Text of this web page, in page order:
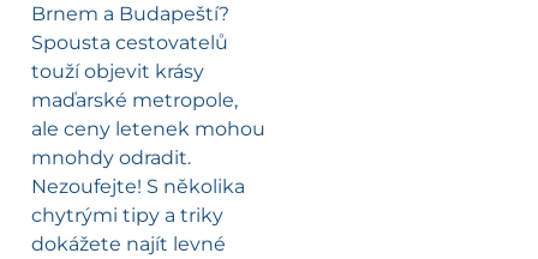
Brnem a Budapeští?
Spousta cestovatelů
touží objevit krásy
maďarské metropole,
ale ceny letenek mohou
mnohdy odradit.
Nezoufejte! S několika
chytrými tipy a triky
dokážete najít levné